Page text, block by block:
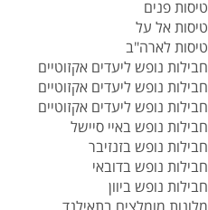
טיסות פנים
טיסות אל על
טיסות לארה"ב
חבילות נופש ליעדים אקזוטיים
חבילות נופש ליעדים אקזוטיים
חבילות נופש ליעדים אקזוטיים
חבילות נופש באיי סיישל
חבילות נופש בזנזיבר
חבילות נופש בדובאי
חבילות נופש ביוון